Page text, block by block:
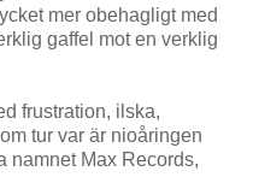
mer obehagligt med
gaffel mot en verklig
frustration, ilska,
tur var är nioåringen
namnet Max Records,